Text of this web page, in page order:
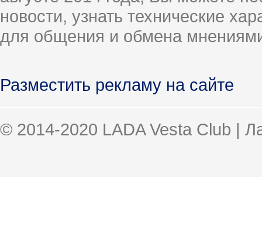
новости, узнать технические
для общения и обмена
Разместить рекламу на сайте
© 2014-2020 LADA Vesta Club |